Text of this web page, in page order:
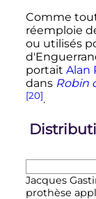
Comme
réemploie
ou utilisés
portait Alan
dans Robin
[20].
Jacques
prothèse